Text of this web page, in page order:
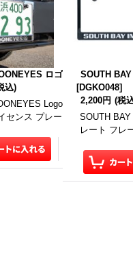
サイズ
インセンス プ
場…
フレーム for JPN サイズ [
レイズド 高速有鉛 ロゴ
ック ・ 北米仕様など…
ロゴ クローム ライ
込)
Logo Chrome
センス プレート フレーム こ
SOUTH
[DGKO048]
2,200円 (税
SOUTH
レート フレ